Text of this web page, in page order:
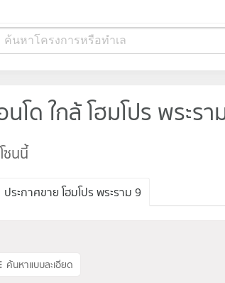
ค้นหาโครงการหรือทำเล
โด ใกล้ โฮมโปร พระรา
ซนนี้
ประกาศขาย โฮมโปร พระราม 9
ค้นหาแบบละเอียด